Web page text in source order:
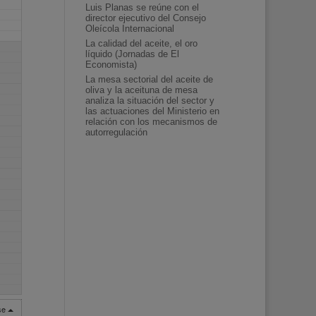
Luis Planas se reúne con el
director ejecutivo del Consejo
Oleícola Internacional
La calidad del aceite, el oro
líquido (Jornadas de El
Economista)
La mesa sectorial del aceite de
oliva y la aceituna de mesa
analiza la situación del sector y
las actuaciones del Ministerio en
relación con los mecanismos de
autorregulación